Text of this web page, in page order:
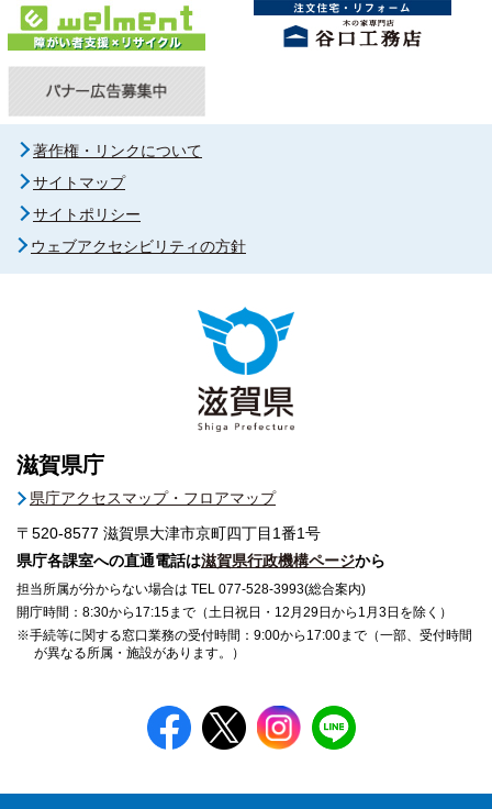
著作権・リンクについて
サイトマップ
サイトポリシー
ウェブアクセシビリティの方針
滋賀県庁
県庁アクセスマップ・フロアマップ
〒520-8577 滋賀県大津市京町四丁目1番1号
県庁各課室への直通電話は滋賀県行政機構ページから
担当所属が分からない場合は TEL 077-528-3993(総合案内)
開庁時間：8:30から17:15まで（土日祝日・12月29日から1月3日を除く）
※手続等に関する窓口業務の受付時間：9:00から17:00まで（一部、受付時間
が異なる所属・施設があります。）